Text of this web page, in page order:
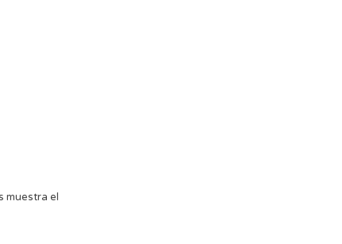
muestra el